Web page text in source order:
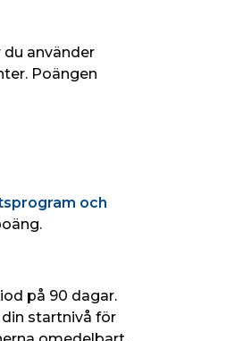
du använder
Poängen
och
på 90 dagar.
startnivå för